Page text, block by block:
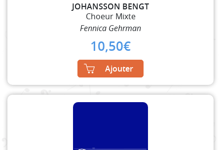
JOHANSSON BENGT
Choeur Mixte
Fennica Gehrman
10,50€
Ajouter